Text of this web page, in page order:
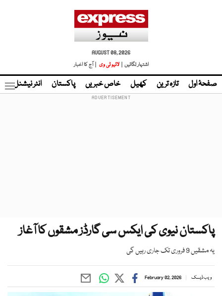
AUGUST 08, 2026
اشتہار لگائیں |
لائیو ٹی وی | آج کا اخبار
صفحۂ اول تازہ ترین کھیل خاص خبریں پاکستان انٹر نیشنل
پاکستان نیوی کی ایکس سی گارڈز مشقوں کا آغاز
یہ مشقیں 9 فروری تک جاری رہیں گی
ویب ڈیسک February 02, 2026